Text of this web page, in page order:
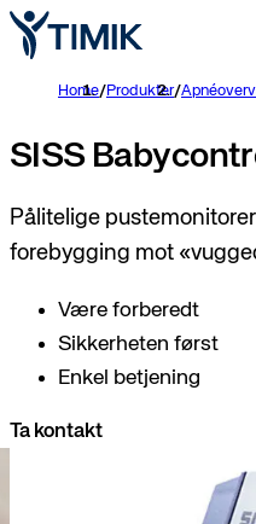
Home/Produkter/
SISS
Pålitelige
forebygging mot
Være forberedt
Sikkerheten først
Enkel betjening
Ta kontakt